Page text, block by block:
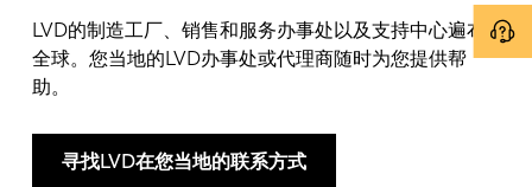
LVD的制造工厂、销售和服务办事处以及支持中心遍布
全球。您当地的LVD办事处或代理商随时为您提供帮
助。
寻找LVD在您当地的联系方式
冲床
剪板机
软件